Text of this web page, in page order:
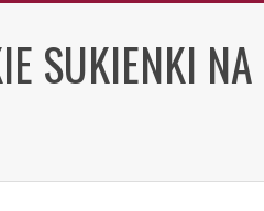
SUKIENKI NA